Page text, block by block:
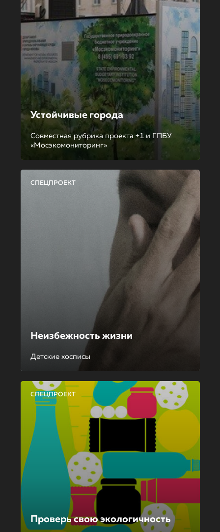
Устойчивые города
Совместная рубрика проекта +1 и ГПБУ
«Мосэкомониторинг»
СПЕЦПРОЕКТ
Неизбежность жизни
Детские хосписы
СПЕЦПРОЕКТ
Проверь свою экологичность